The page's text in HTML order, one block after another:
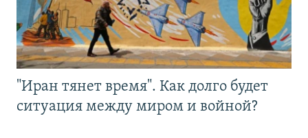
"Иран тянет время". Как долго будет
ситуация между миром и войной?